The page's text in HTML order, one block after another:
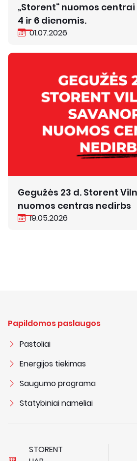
„Storent“ nuomos
4 ir 6 dienomis.
01.07.2026
Gegužės 23 d. Storent
nuomos centras nedirbs
19.05.2026
Papildomos paslaugos
Pastoliai
Energijos tiekimas
Saugumo programa
Statybiniai nameliai
STORENT